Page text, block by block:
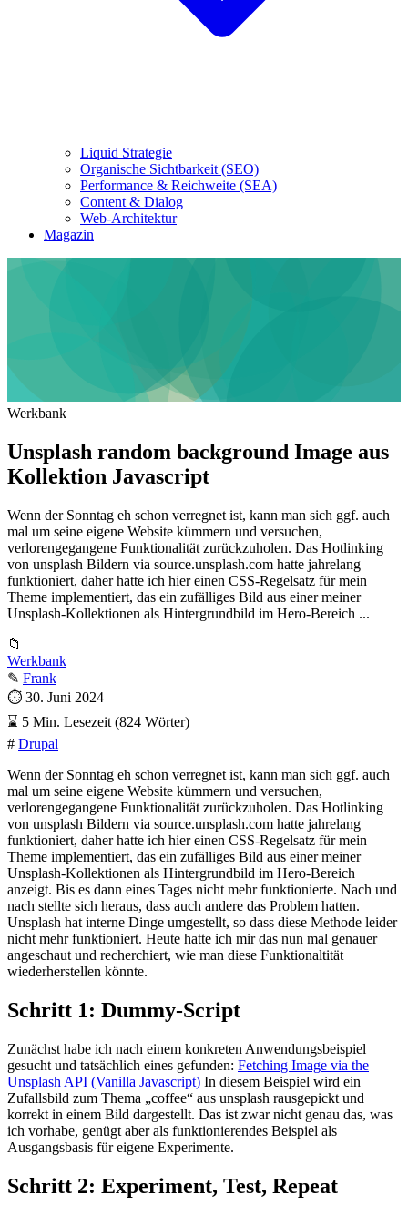
Liquid Strategie
Organische Sichtbarkeit (SEO)
Performance & Reichweite (SEA)
Content & Dialog
Web-Architektur
Magazin
Werkbank
Unsplash random background Image aus
Kollektion Javascript
Wenn der Sonntag eh schon verregnet ist, kann man sich ggf. auch
mal um seine eigene Website kümmern und versuchen,
verlorengegangene Funktionalität zurückzuholen. Das Hotlinking
von unsplash Bildern via source.unsplash.com hatte jahrelang
funktioniert, daher hatte ich hier einen CSS-Regelsatz für mein
Theme implementiert, das ein zufälliges Bild aus einer meiner
Unsplash-Kollektionen als Hintergrundbild im Hero-Bereich ...
📁
Werkbank
✎ Frank
⏱ 30. Juni 2024
⌛ 5 Min. Lesezeit (824 Wörter)
# Drupal
Wenn der Sonntag eh schon verregnet ist, kann man sich ggf. auch
mal um seine eigene Website kümmern und versuchen,
verlorengegangene Funktionalität zurückzuholen. Das Hotlinking
von unsplash Bildern via source.unsplash.com hatte jahrelang
funktioniert, daher hatte ich hier einen CSS-Regelsatz für mein
Theme implementiert, das ein zufälliges Bild aus einer meiner
Unsplash-Kollektionen als Hintergrundbild im Hero-Bereich
anzeigt. Bis es dann eines Tages nicht mehr funktionierte. Nach und
nach stellte sich heraus, dass auch andere das Problem hatten.
Unsplash hat interne Dinge umgestellt, so dass diese Methode leider
nicht mehr funktioniert. Heute hatte ich mir das nun mal genauer
angeschaut und recherchiert, wie man diese Funktionaltität
wiederherstellen könnte.
Schritt 1: Dummy-Script
Zunächst habe ich nach einem konkreten Anwendungsbeispiel
gesucht und tatsächlich eines gefunden: Fetching Image via the
Unsplash API (Vanilla Javascript) In diesem Beispiel wird ein
Zufallsbild zum Thema „coffee“ aus unsplash rausgepickt und
korrekt in einem Bild dargestellt. Das ist zwar nicht genau das, was
ich vorhabe, genügt aber als funktionierendes Beispiel als
Ausgangsbasis für eigene Experimente.
Schritt 2: Experiment, Test, Repeat